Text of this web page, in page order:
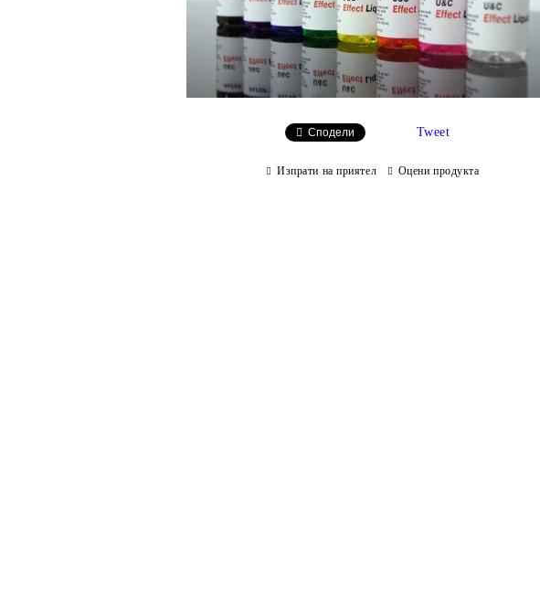
Сподели Tweet
Изпрати на приятел Оцени продукта